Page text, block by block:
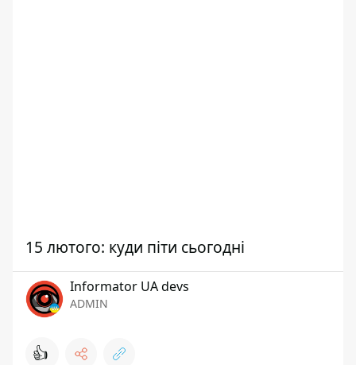
15 лютого: куди піти сьогодні
Informator UA devs
ADMIN
👍